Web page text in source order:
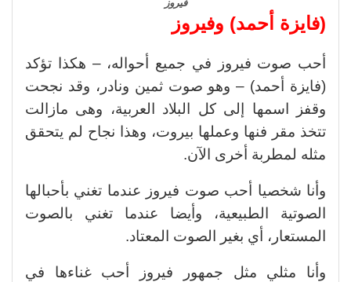
فيروز
(فايزة أحمد) وفيروز
أحب صوت فيروز في جميع أحواله، – هكذا تؤكد
(فايزة أحمد) – وهو صوت ثمين ونادر، وقد نجحت
وقفز اسمها إلى كل البلاد العربية، وهى مازالت
تتخذ مقر فنها وعملها بيروت، وهذا نجاح لم يتحقق
مثله لمطربة أخرى الآن.
وأنا شخصيا أحب صوت فيروز عندما تغني بأحبالها
الصوتية الطبيعية، وأيضا عندما تغني بالصوت
المستعار، أي بغير الصوت المعتاد.
وأنا مثلي مثل جمهور فيروز أحب غناءها في